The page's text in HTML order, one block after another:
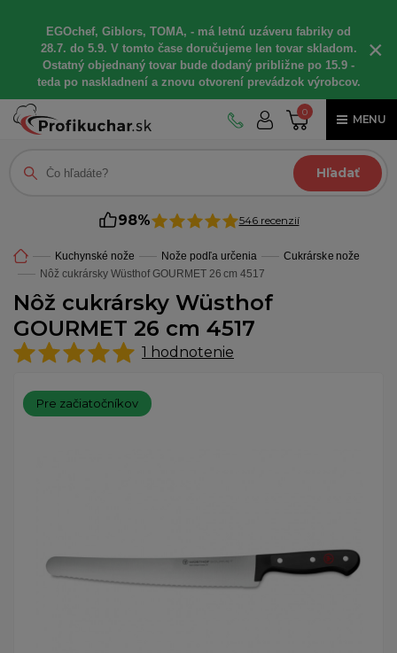
EGOchef, Giblors, TOMA, - má letnú uzáveru fabriky od
28.7. do 5.9. V tomto čase doručujeme len tovar skladom.
Ostatný objednaný tovar bude dodaný približne po 15.9 -
teda po naskladnení a znovu otvorení prevádzok výrobcov.
×
0
MENU
Hľadať
98% 546 recenzií
Kuchynské nože Nože podľa určenia
Cukrárske nože
Nôž cukrársky Wüsthof GOURMET 26 cm 4517
Nôž cukrársky Wüsthof
GOURMET 26 cm 4517
1 hodnotenie
Pre začiatočníkov